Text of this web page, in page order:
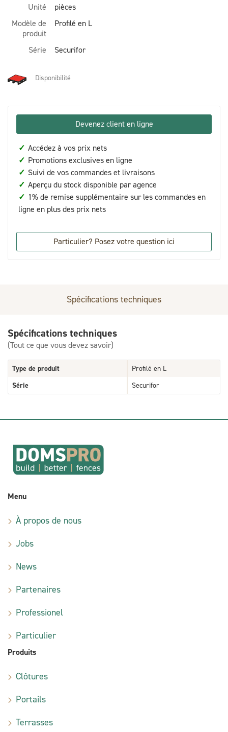
Unité
pièces
Modèle de
produit
Profilé en L
Série Securifor
Disponibilité
Devenez client en ligne
✓ Accédez à vos prix nets
✓ Promotions exclusives en ligne
✓ Suivi de vos commandes et livraisons
✓ Aperçu du stock disponible par agence
✓ 1% de remise supplémentaire sur les commandes en
ligne en plus des prix nets
Particulier? Posez votre question ici
Spécifications techniques
Spécifications techniques
(Tout ce que vous devez savoir)
Type de produit
Profilé en L
Série
Securifor
Menu
À propos de nous
Jobs
News
Partenaires
Professionel
Particulier
Produits
Clôtures
Portails
Terrasses